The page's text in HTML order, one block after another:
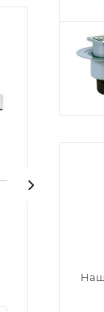
750M